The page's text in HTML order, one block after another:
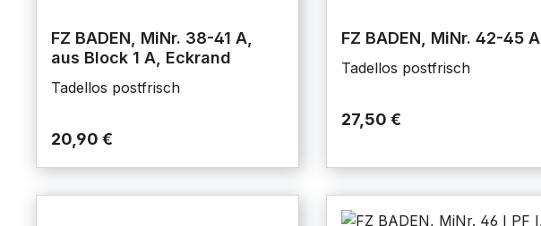
FZ BADEN, MiNr. 38-41 A,
aus Block 1 A, Eckrand
Tadellos postfrisch
20,90 €
FZ BADEN, MiNr. 42-45 A
Tadellos postfrisch
27,50 €